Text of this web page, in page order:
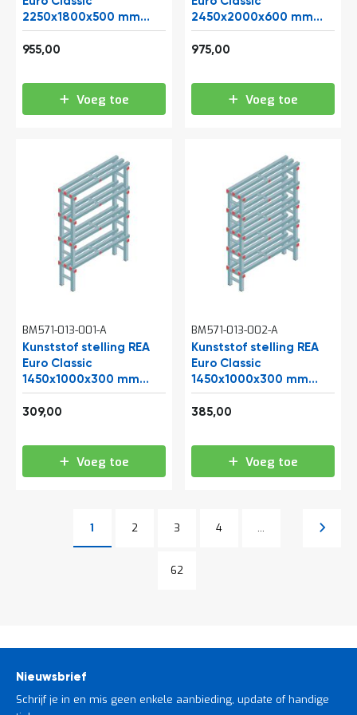
2250x1800x500 mm
(hxbxd) 6 niveaus
955,00
Voeg toe
2450x2000x600 mm
(hxbxd) 5 niveaus
975,00
Voeg toe
BM571-013-001-A
Kunststof stelling REA
Euro Classic
1450x1000x300 mm
(hxbxd) 4 niveaus
309,00
Voeg toe
BM571-013-002-A
Kunststof stelling REA
Euro Classic
1450x1000x300 mm
(hxbxd) 5 niveaus
385,00
Voeg toe
U lees momenteel pagina
1 Pagina
2 Pagina
3 Pagina
4 ...
Pagina
62
Pagina
Nieuwsbrief
Schrijf je in en mis geen enkele aanbieding, update of handige